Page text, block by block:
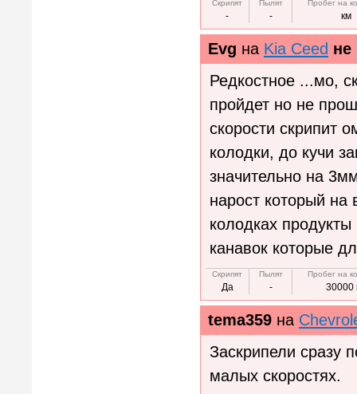
Скрипят
-
Пылят
-
Пробег на
км
Evg на Kia Ceed не
Редкостное ...мо,
пройдет но не
скорости скрипит
колодки, до кучи
значительно на
нарост который на
колодках
канавок которые
Скрипят
Да
Пылят
-
Пробег на
30000
tema359 на
Заскрипели сразу
малых скоростях.